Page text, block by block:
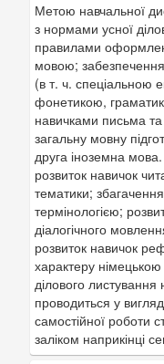
Метою навчальної
з нормами усної
правилами
мовою;
(в т. ч. спеціальною
фонетикою,
навичками письма
загальну мовну
друга іноземна
розвиток навичок
тематики;
термінологією;
діалогічного
розвиток навичок
характеру
ділового
проводиться у
самостійної роботи
заліком наприкінці